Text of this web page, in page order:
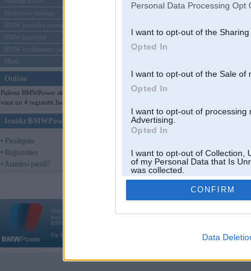
Personal Data Processing Opt
I want to opt-out of the
Opted In
I want to opt-out of the Sale of
Opted In
I want to opt-out of processing
Advertising.
Opted In
I want to opt-out of Collection,
of my Personal Data that Is
was collected.
Opted Out
CONFIRM
Data
Sērijveida tūnings
BMW pasaules jaunumi
BMW koncepti
BMW konkurentu jaunumi
Moto
Online
Pašreiz BMWPower skatās 163
viesi un 4 reģistrēti lietotāji.
Ienākt BMWPower
• Pieslēgties
• Reģistrēties
• Aizmirsi paroli?
Vortāls BMWPower.lv darbojas
kopš 2002. gada 14. maija. Tas nav auto klubs un nav saistīts ar
BMW AG.
Par BMWPower